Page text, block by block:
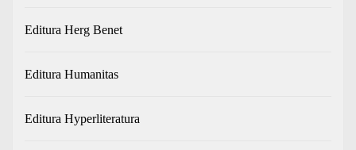
Editura Herg Benet
Editura Humanitas
Editura Hyperliteratura